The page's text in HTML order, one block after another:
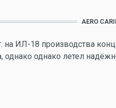
AERO
на ИЛ-18 производства
однако однако летел